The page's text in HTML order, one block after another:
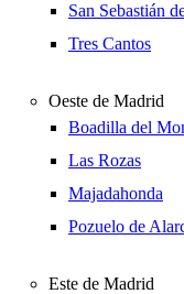
San Sebastián
Tres Cantos
Oeste de Madrid
Boadilla del
Las Rozas
Majadahonda
Pozuelo de
Este de Madrid